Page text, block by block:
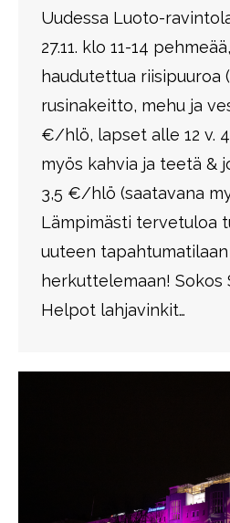
Uudessa Luoto-
27.11. klo 11-14
haudutettua riisipuuroa
rusinakeitto, mehu ja
€/hlö, lapset alle 12 v.
myös kahvia ja teetä &
3,5 €/hlö (saatavana
Lämpimästi tervetuloa
uuteen
herkuttelemaan! Sokos
Helpot lahjavinkit…